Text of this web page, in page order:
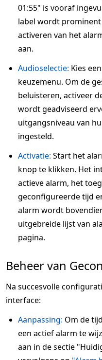
01:55" is vooraf
label wordt
activeren van het
aan.
Audioselectie: Kies
keuzemenu. Om de
beluisteren, activeer
wordt geadviseerd
uitgangsniveau van
ingesteld.
Activatie: Start het
knop te klikken. Het
actieve alarm, het
geconfigureerde tijd
alarm wordt
uitgebreide lijst van
pagina.
Beheer van
Na succesvolle
interface:
Aanpassing: Om de
een actief alarm te
aan in de sectie